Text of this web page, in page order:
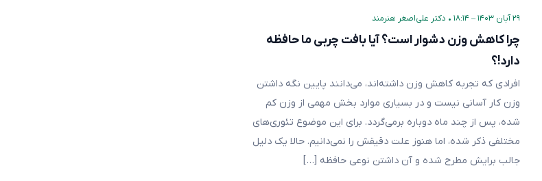
پزشکی مبتنی بر شواهد
۲۹ آبان ۱۴۰۳ – ۱۸:۱۴ • دکتر علی‌اصغر هنرمند
چرا کاهش وزن دشوار است؟ آیا بافت چربی ما حافظه‌
دارد!؟
افرادی که تجربه کاهش وزن داشته‌اند، می‌دانند پایین نگه داشتن
وزن کار آسانی نیست و در بسیاری موارد بخش مهمی از وزن کم
شده، پس از چند ماه دوباره برمی‌گردد. برای این موضوع تئوری‌های
مختلفی ذکر شده، اما هنوز علت دقیقش را نمی‌دانیم. حالا یک دلیل
جالب برایش مطرح شده و آن داشتن نوعی حافظه […]